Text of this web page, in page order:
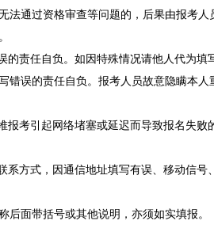
通过资格审查等问题的，后果由报考人
责任自负。如因特殊情况请他人代为填
错误的责任自负。报考人员故意隐瞒本
考引起网络堵塞或延迟而导致报名失败
方式，因通信地址填写有误、移动信号
后面带括号或其他说明，亦须如实填报。